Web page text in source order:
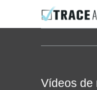
Vídeos de